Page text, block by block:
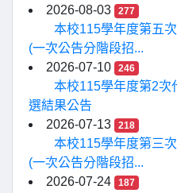
2026-08-03
277
本校115學年度第五
(一次公告分階段招...
2026-07-10
246
本校115學年度第2次
選結果公告
2026-07-13
218
本校115學年度第三
(一次公告分階段招...
2026-07-24
187